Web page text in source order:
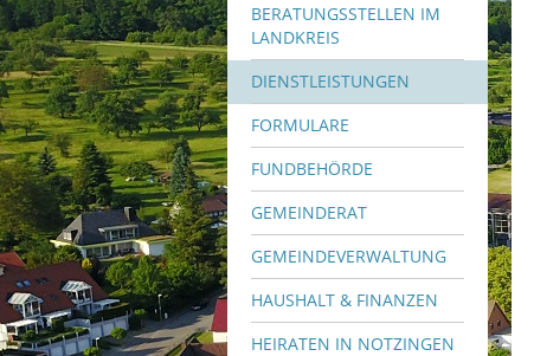
BERATUNGSSTELLEN IM
LANDKREIS
DIENSTLEISTUNGEN
FORMULARE
FUNDBEHÖRDE
GEMEINDERAT
GEMEINDEVERWALTUNG
HAUSHALT & FINANZEN
HEIRATEN IN NOTZINGEN